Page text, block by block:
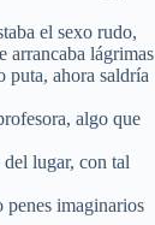
el sexo rudo,
arrancaba lágrimas
puta, ahora saldría
algo que
del lugar, con tal
penes imaginarios